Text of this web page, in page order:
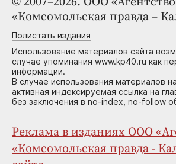
«Комсомольская правда –
Полистать издания
Использование материалов сайта
случае упоминания www.kp40.ru как
информации.
В случае использования материалов
активная индексируемая ссылка на
без заключения в no-index, no-follow
Реклама в изданиях ООО
«Комсомольская правда -